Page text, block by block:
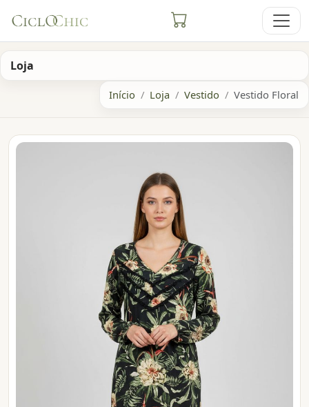
Loja
Início Loja Vestido Vestido Floral